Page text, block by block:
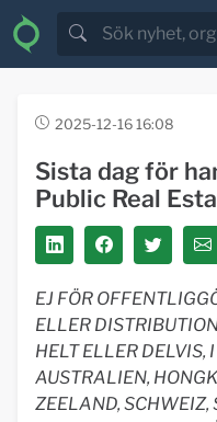
2025-12-16 16:08
Sista dag för
Public Real
EJ FÖR
ELLER
HELT ELLER DELVIS,
AUSTRALIEN,
ZEELAND, SCHWEIZ,